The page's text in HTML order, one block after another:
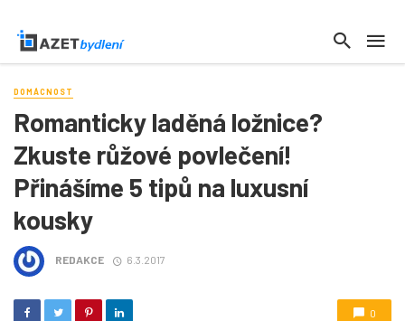
DOMÁCNOST
Romanticky laděná ložnice?
Zkuste růžové povlečení!
Přinášíme 5 tipů na luxusní
kousky
REDAKCE 6.3.2017
0